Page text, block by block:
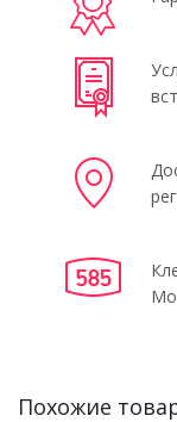
Похожие